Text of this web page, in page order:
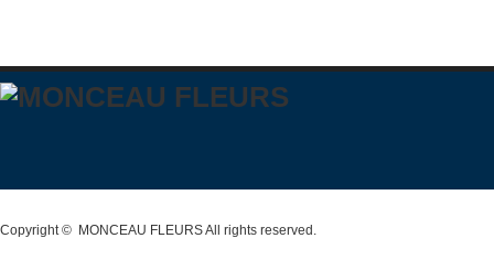
Copyright © MONCEAU FLEURSAll rights reserved.